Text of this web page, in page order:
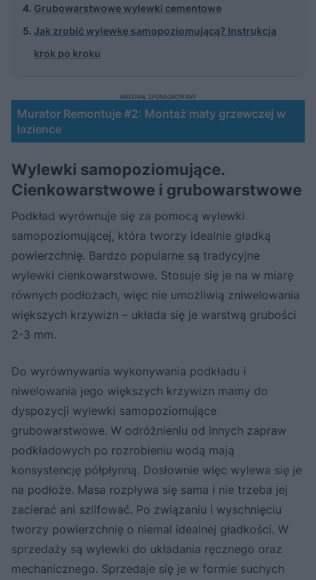
Grubowarstwowe wylewki cementowe
Jak zrobić wylewkę samopoziomującą? Instrukcja
krok po kroku
Murator Remontuje #2: Montaż maty grzewczej w
łazience
MATERIAŁ SPONSOROWANY
Wylewki samopoziomujące.
Cienkowarstwowe i grubowarstwowe
Podkład wyrównuje się za pomocą wylewki
samopoziomującej, która tworzy idealnie gładką
powierzchnię. Bardzo popularne są tradycyjne
wylewki cienkowarstwowe. Stosuje się je na w miarę
równych podłożach, więc nie umożliwią zniwelowania
większych krzywizn – układa się je warstwą grubości
2-3 mm.
Do wyrównywania wykonywania podkładu i
niwelowania jego większych krzywizn mamy do
dyspozycji wylewki samopoziomujące
grubowarstwowe. W odróżnieniu od innych zapraw
podkładowych po rozrobieniu wodą mają
konsystencję półpłynną. Dosłownie więc wylewa się je
na podłoże. Masa rozpływa się sama i nie trzeba jej
zacierać ani szlifować. Po związaniu i wyschnięciu
tworzy powierzchnię o niemal idealnej gładkości. W
sprzedaży są wylewki do układania ręcznego oraz
mechanicznego. Sprzedaje się je w formie suchych